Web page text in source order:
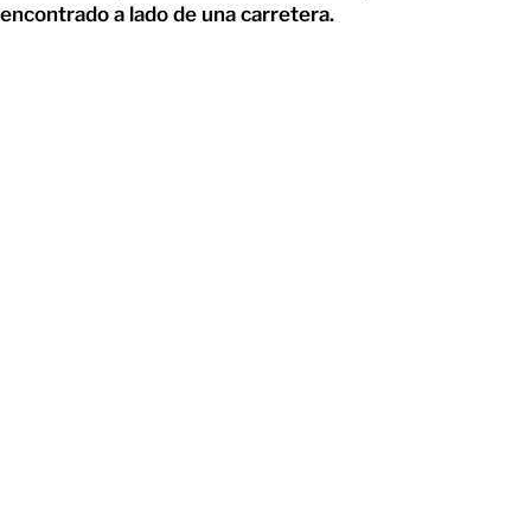
encontrado a lado de una carretera.